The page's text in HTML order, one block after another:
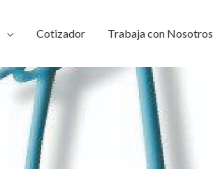
Cotizador Trabaja con Nosotros